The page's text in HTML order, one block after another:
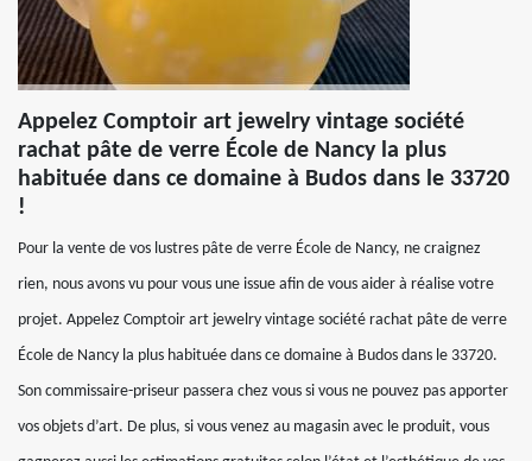
Appelez Comptoir art jewelry vintage société
rachat pâte de verre École de Nancy la plus
habituée dans ce domaine à Budos dans le 33720
!
Pour la vente de vos lustres pâte de verre École de Nancy, ne craignez
rien, nous avons vu pour vous une issue afin de vous aider à réalise votre
projet. Appelez Comptoir art jewelry vintage société rachat pâte de verre
École de Nancy la plus habituée dans ce domaine à Budos dans le 33720.
Son commissaire-priseur passera chez vous si vous ne pouvez pas apporter
vos objets d’art. De plus, si vous venez au magasin avec le produit, vous